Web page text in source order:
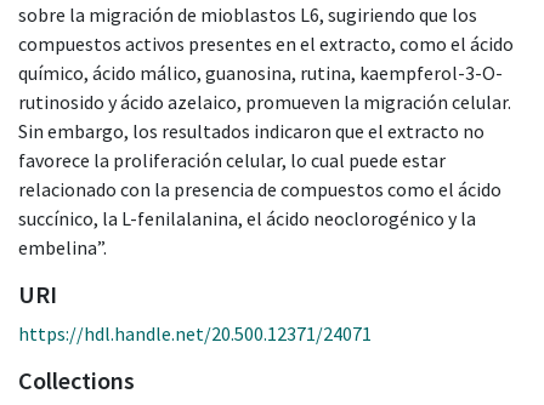
sobre la migración de mioblastos L6, sugiriendo que los
compuestos activos presentes en el extracto, como el ácido
químico, ácido málico, guanosina, rutina, kaempferol-3-O-
rutinosido y ácido azelaico, promueven la migración celular.
Sin embargo, los resultados indicaron que el extracto no
favorece la proliferación celular, lo cual puede estar
relacionado con la presencia de compuestos como el ácido
succínico, la L-fenilalanina, el ácido neoclorogénico y la
embelina”.
URI
https://hdl.handle.net/20.500.12371/24071
Collections